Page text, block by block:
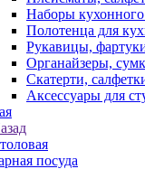
Наборы кухонного
Полотенца для
Рукавицы,
Органайзеры,
Скатерти,
Аксессуары для
посуда